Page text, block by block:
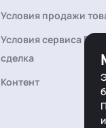
Условия продажи
Условия сервиса
сделка
Контент